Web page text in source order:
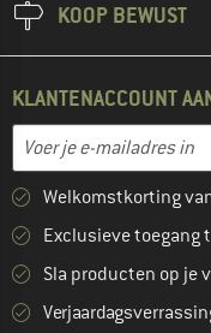
KOOP BEWUST
KLANTENACCOUNT
E-mailadres
Vul je e-mailadres hier
Welkomstkorting
Exclusieve
Sla producten op je